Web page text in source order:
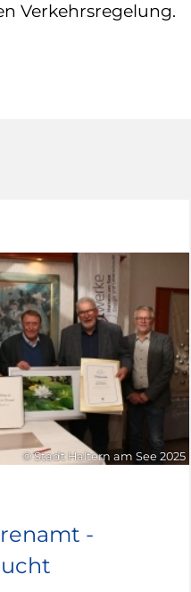
Verkehrsregelung.
© Stadt Haltern am See 2025
-